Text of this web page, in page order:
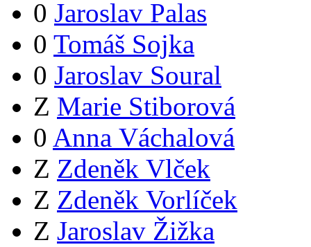
0 Jaroslav Palas
0 Tomáš Sojka
0 Jaroslav Soural
Z Marie Stiborová
0 Anna Váchalová
Z Zdeněk Vlček
Z Zdeněk Vorlíček
Z Jaroslav Žižka